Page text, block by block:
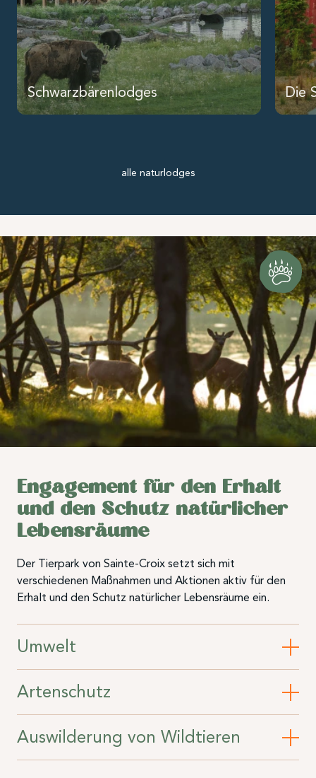
alle naturlodges
Schwarzbärenlodges Die
Engagement für den Erhalt
und den Schutz natürlicher
Lebensräume
Der Tierpark von Sainte-Croix setzt sich mit
verschiedenen Maßnahmen und Aktionen aktiv für den
Erhalt und den Schutz natürlicher Lebensräume ein.
Umwelt
Artenschutz
Auswilderung von Wildtieren